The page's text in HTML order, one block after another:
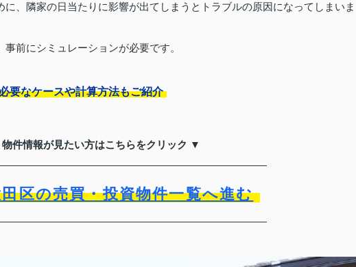
、隣家の日当たりに影響が出てしまうとトラブルの原因になってしまいま
前にシミュレーションが必要です。
要なケースや計算方法もご紹介
件情報が見たい方はこちらをクリック ▼
区の売買・投資物件一覧へ進む